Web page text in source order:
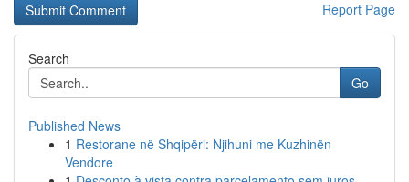
Report Page
Search
Go
Published News
1 Restorane në Shqipëri: Njihuni me Kuzhinën
Vendore